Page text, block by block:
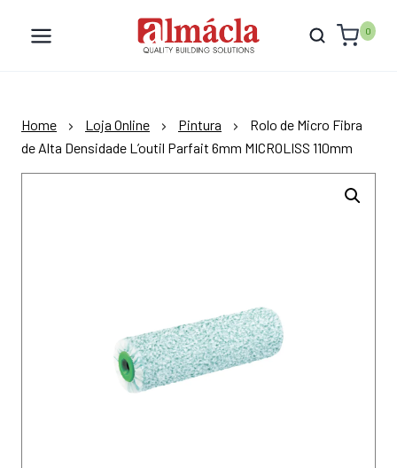
0
Home Loja Online Pintura
Rolo de Micro Fibra
de Alta Densidade L’outil Parfait 6mm MICROLISS 110mm